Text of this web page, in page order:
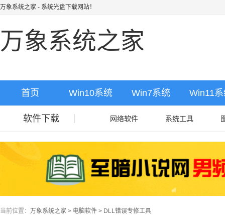
万象系统之家 - 系统光盘下载网站！
万象系统之家
首页 Win10系统 Win7系统 Win11
软件下载 网络软件 系统工具
当前位置： 万象系统之家 > 电脑软件 > DLL错误专修工具